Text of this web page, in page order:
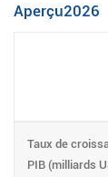
Aperçu2026
Taux de
PIB (milliards